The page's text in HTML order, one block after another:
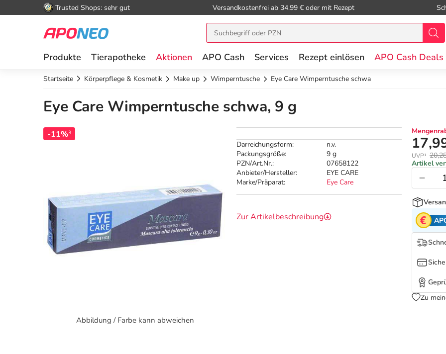
Trusted Shops: sehr gut Versandkostenfrei ab 34.99 € oder mit Rezept
Produkte Tierapotheke Aktionen APO Cash Services Rezept einlösen APO Cash Deals
Startseite Körperpflege & Kosmetik Make up Wimperntusche Eye Care Wimperntusche schwa
Eye Care Wimperntusche schwa, 9 g
-11%3
Abbildung / Farbe kann abweichen
Darreichungsform:
n.v.
Packungsgröße:
9 g
PZN/Art.Nr.:
07658122
Anbieter/Hersteller:
EYE CARE
Marke/Präparat:
Eye Care
Zur Artikelbeschreibung
UVP¹
Artikel
Zu